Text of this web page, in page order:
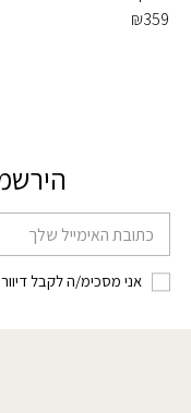
₪359
דוא׳׳ל
אני מסכימ/ה לקבל דיוור